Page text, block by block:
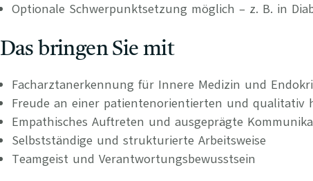
Optionale Schwerpunktsetzung möglich – z. B. in
Das bringen Sie mit
Facharztanerkennung für Innere Medizin und
Freude an einer patientenorientierten und qualitativ
Empathisches Auftreten und ausgeprägte
Selbstständige und strukturierte Arbeitsweise
Teamgeist und Verantwortungsbewusstsein